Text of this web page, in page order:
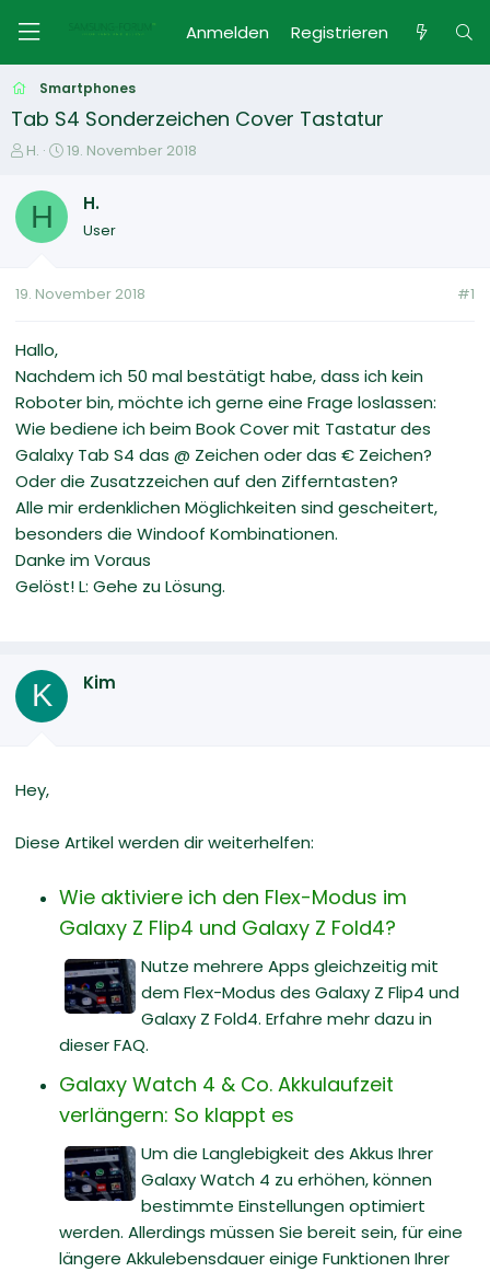
Anmelden Registrieren
Smartphones
Tab S4 Sonderzeichen Cover Tastatur
E
s
e
e
H.
E
t
t
19. November 2018
H H.
User
19. November 2018 #1
Hallo,
Nachdem ich 50 mal bestätigt habe, dass ich kein
Roboter bin, möchte ich gerne eine Frage loslassen:
Wie bediene ich beim Book Cover mit Tastatur des
Galalxy Tab S4 das @ Zeichen oder das € Zeichen?
Oder die Zusatzzeichen auf den Zifferntasten?
Alle mir erdenklichen Möglichkeiten sind gescheitert,
besonders die Windoof Kombinationen.
Danke im Voraus
Gelöst! L: Gehe zu Lösung.
K Kim
Hey,
Diese Artikel werden dir weiterhelfen:
Wie aktiviere ich den Flex-Modus im
Galaxy Z Flip4 und Galaxy Z Fold4?
Nutze mehrere Apps gleichzeitig mit
dem Flex-Modus des Galaxy Z Flip4 und
Galaxy Z Fold4. Erfahre mehr dazu in
dieser FAQ.
Galaxy Watch 4 & Co. Akkulaufzeit
verlängern: So klappt es
Um die Langlebigkeit des Akkus Ihrer
Galaxy Watch 4 zu erhöhen, können
bestimmte Einstellungen optimiert
werden. Allerdings müssen Sie bereit sein, für eine
längere Akkulebensdauer einige Funktionen Ihrer